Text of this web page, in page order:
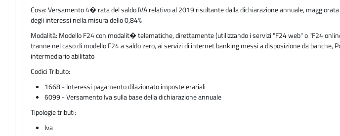
Cosa:Versamento 4� rata del saldo IVA relativo al 2019 risultante dalla dichiarazione annuale,
degli interessi nella misura dello 0,84%
Modalità: Modello F24 con modalit� telematiche, direttamente (utilizzando i servizi "F24 web" o "F24
tranne nel caso di modello F24 a saldo zero, ai servizi di internet banking messi a disposizione da
intermediario abilitato
Codici Tributo:
1668 - Interessi pagamento dilazionato imposte erariali
6099 - Versamento Iva sulla base della dichiarazione annuale
Tipologie tributi:
Iva